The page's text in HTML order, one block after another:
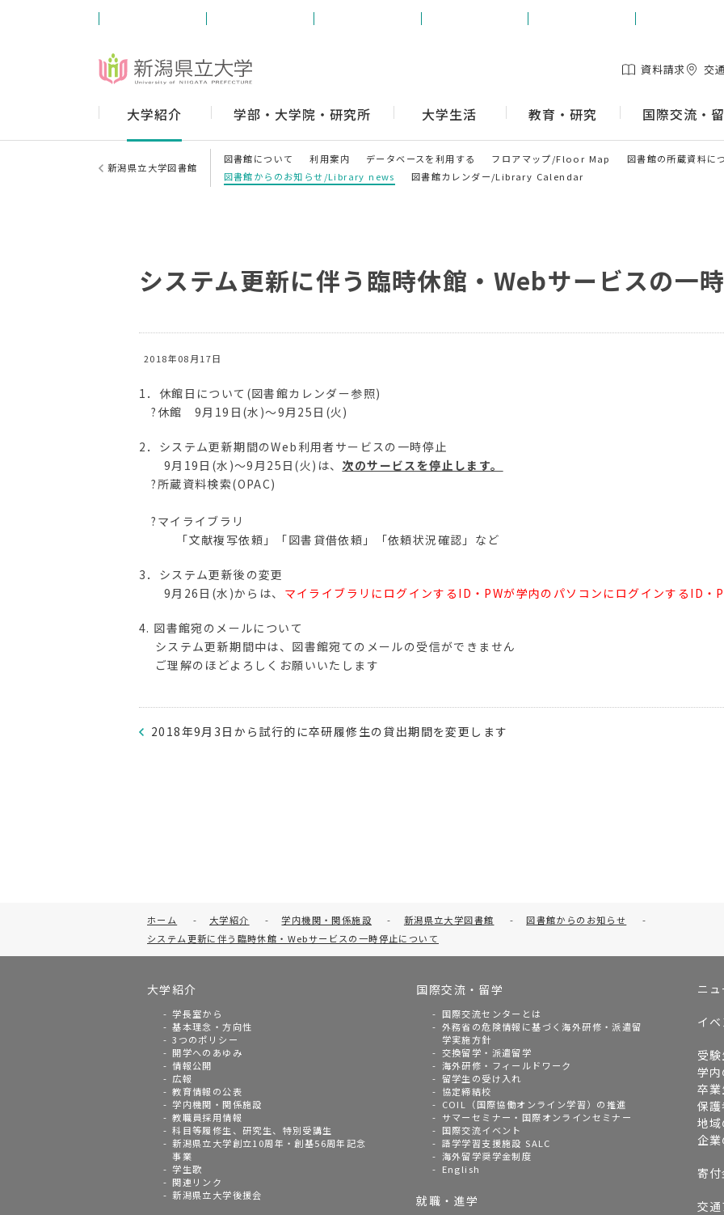
資料請求 交
大学紹介 学部・大学院・研究所 大学生活 教育・研究 国際交流・
新潟県立大学図書館
図書館について 利用案内 データベースを利用する フロアマップ/Floor Map 図書館の所蔵資料に
図書館からのお知らせ/Library news
図書館カレンダー/Library Calendar
システム更新に伴う臨時休館・Webサービスの一
2018年08月17日
1．休館日について(図書館カレンダー参照)
?休館 9月19日(水)〜9月25日(火)
2．システム更新期間のWeb利用者サービスの一時停止
9月19日(水)〜9月25日(火)は、 次のサービスを停止します。
?所蔵資料検索(OPAC)
?マイライブラリ
「文献複写依頼」「図書貸借依頼」「依頼状況確認」など
3．システム更新後の変更
9月26日(水)からは、 マイライブラリにログインするID・PWが学内のパソコンにログインするID・
4. 図書館宛のメールについて
システム更新期間中は、図書館宛てのメールの受信ができません
ご理解のほどよろしくお願いいたします
2018年9月3日から試行的に卒研履修生の貸出期間を変更します
ホーム - 大学紹介 - 学内機関・関係施設 - 新潟県立大学図書館 - 図書館からのお知らせ
-
システム更新に伴う臨時休館・Webサービスの一時停止について
大学紹介
学長室から
基本理念・方向性
3つのポリシー
開学へのあゆみ
情報公開
広報
教育情報の公表
学内機関・関係施設
教職員採用情報
科目等履修生、研究生、特別受講生
新潟県立大学創立10周年・創基56周年記念
事業
学生歌
関連リンク
新潟県立大学後援会
国際交流・留学
国際交流センターとは
外務省の危険情報に基づく海外研修・派遣留
学実施方針
交換留学・派遣留学
海外研修・フィールドワーク
留学生の受け入れ
協定締結校
COIL（国際協働オンライン学習）の推進
サマーセミナー・国際オンラインセミナー
国際交流イベント
語学学習支援施設 SALC
海外留学奨学金制度
English
就職・進学
ニ
イ
受
学
卒
保
地
企
寄
交